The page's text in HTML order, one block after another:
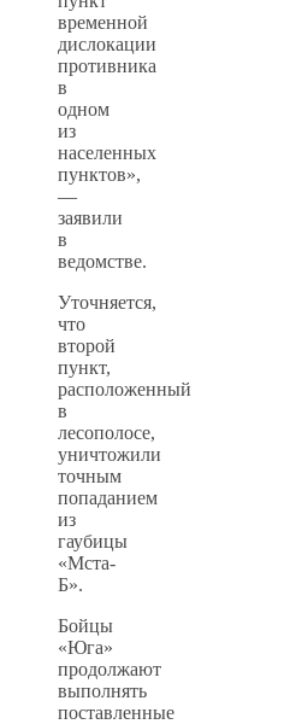
временной
дислокации
противника
в
одном
из
населенных
пунктов»,
—
заявили
в
ведомстве.
Уточняется,
что
второй
пункт,
расположенный
в
лесополосе,
уничтожили
точным
попаданием
из
гаубицы
«Мста-
Б».
Бойцы
«Юга»
продолжают
выполнять
поставленные